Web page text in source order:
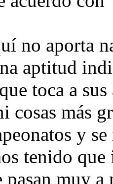
no aporta
aptitud
toca a
cosas más
y
tenido
pasan muy